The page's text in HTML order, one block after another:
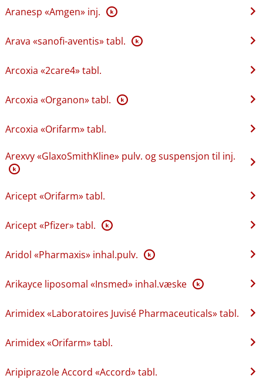
Aranesp «Amgen» inj. K
Arava «sanofi-aventis» tabl. K
Arcoxia «2care4» tabl.
Arcoxia «Organon» tabl. K
Arcoxia «Orifarm» tabl.
Arexvy «GlaxoSmithKline» pulv. og suspensjon til inj.
K
Aricept «Orifarm» tabl.
Aricept «Pfizer» tabl. K
Aridol «Pharmaxis» inhal.pulv. K
Arikayce liposomal «Insmed» inhal.væske K
Arimidex «Laboratoires Juvisé Pharmaceuticals» tabl.
Arimidex «Orifarm» tabl.
Aripiprazole Accord «Accord» tabl.